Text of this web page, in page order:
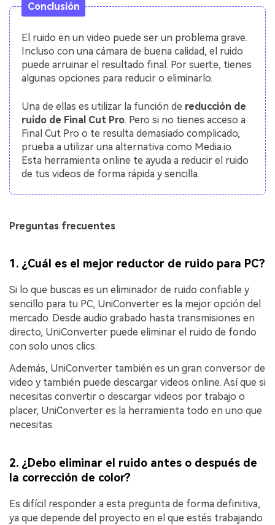
Conclusión
El ruido en un video puede ser un problema grave.
Incluso con una cámara de buena calidad, el ruido
puede arruinar el resultado final. Por suerte, tienes
algunas opciones para reducir o eliminarlo.
Una de ellas es utilizar la función de reducción de
ruido de Final Cut Pro. Pero si no tienes acceso a
Final Cut Pro o te resulta demasiado complicado,
prueba a utilizar una alternativa como Media.io.
Esta herramienta online te ayuda a reducir el ruido
de tus videos de forma rápida y sencilla.
Preguntas frecuentes
1. ¿Cuál es el mejor reductor de ruido para PC?
Si lo que buscas es un eliminador de ruido confiable y
sencillo para tu PC, UniConverter es la mejor opción del
mercado. Desde audio grabado hasta transmisiones en
directo, UniConverter puede eliminar el ruido de fondo
con solo unos clics.
Además, UniConverter también es un gran conversor de
video y también puede descargar videos online. Así que si
necesitas convertir o descargar videos por trabajo o
placer, UniConverter es la herramienta todo en uno que
necesitas.
2. ¿Debo eliminar el ruido antes o después de
la corrección de color?
Es difícil responder a esta pregunta de forma definitiva,
ya que depende del proyecto en el que estés trabajando